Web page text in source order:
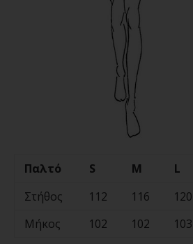
Παλτό S M L
Στήθος
112 116 120
Μήκος
102 102 103